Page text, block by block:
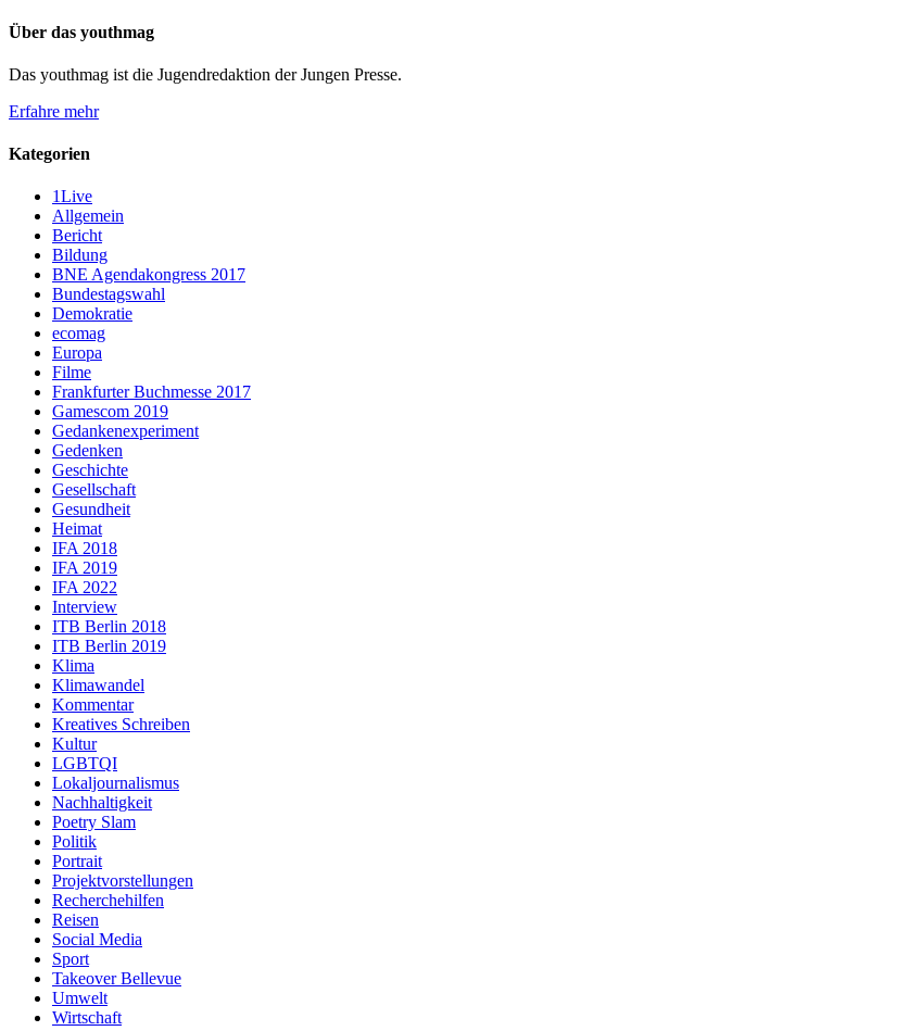
Über das youthmag
Das youthmag ist die Jugendredaktion der Jungen Presse.
Erfahre mehr
Kategorien
1Live
Allgemein
Bericht
Bildung
BNE Agendakongress 2017
Bundestagswahl
Demokratie
ecomag
Europa
Filme
Frankfurter Buchmesse 2017
Gamescom 2019
Gedankenexperiment
Gedenken
Geschichte
Gesellschaft
Gesundheit
Heimat
IFA 2018
IFA 2019
IFA 2022
Interview
ITB Berlin 2018
ITB Berlin 2019
Klima
Klimawandel
Kommentar
Kreatives Schreiben
Kultur
LGBTQI
Lokaljournalismus
Nachhaltigkeit
Poetry Slam
Politik
Portrait
Projektvorstellungen
Recherchehilfen
Reisen
Social Media
Sport
Takeover Bellevue
Umwelt
Wirtschaft